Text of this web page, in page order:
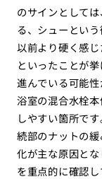
のサインとして
る、シューとい
以前より硬く感
といったことが
進んでいる可能
浴室の混合水栓
しやすい箇所で
続部のナットの
化が主な原因と
を重点的に確認